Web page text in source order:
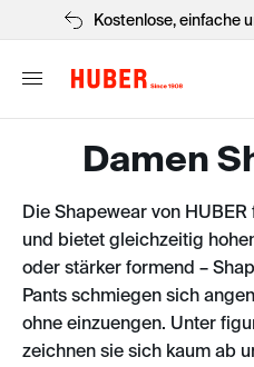
Kostenlose, einfache
Damen
Die Shapewear von
und bietet gleichzeitig
oder stärker formend –
Pants schmiegen sich
ohne einzuengen. Unter
zeichnen sie sich kaum ab